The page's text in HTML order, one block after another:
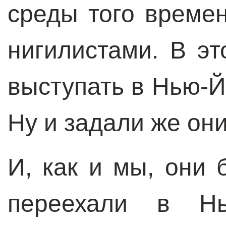
среды того
нигилистами. В
выступать в Нью-
Ну и задали же
И, как и мы, они
переехали в